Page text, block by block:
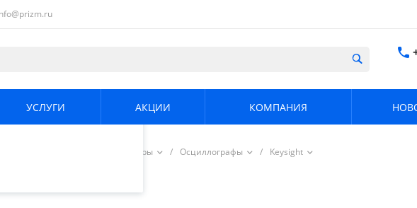
и
Продолжая
использования.
.
УСЛУГИ АКЦИИ КОМПАНИЯ
Радиоизмерительные приборы / Осциллографы / Keysight